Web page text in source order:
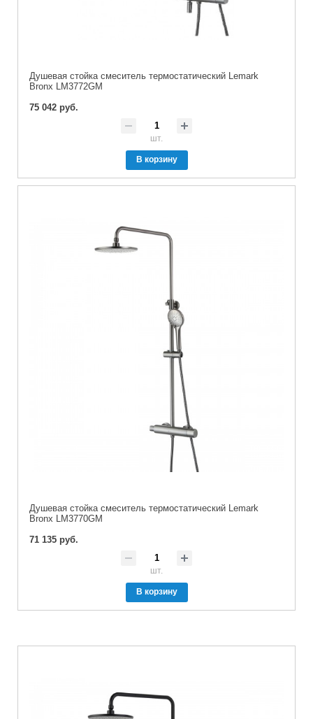
Душевая стойка смeситель термостатический Lemark
Bronx LM3772GM
75 042 руб.
шт.
В корзину
Душевая стойка смeситель термостатический Lemark
Bronx LM3770GM
71 135 руб.
шт.
В корзину